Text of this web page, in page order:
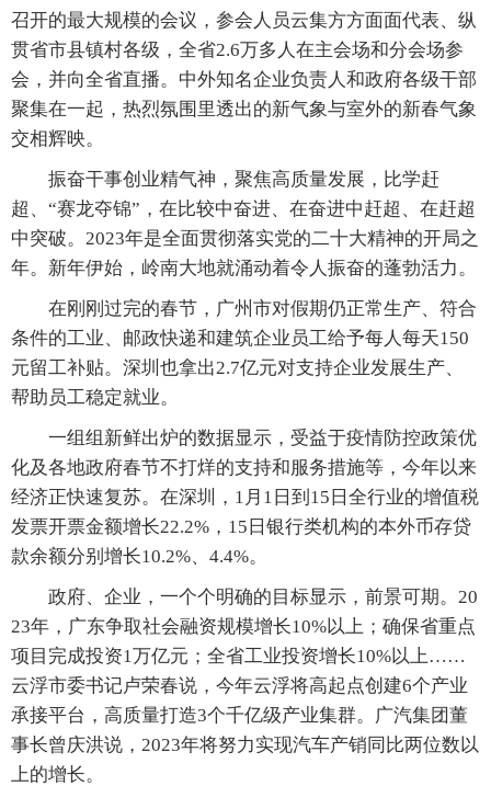
召开的最大规模的会议，参会人员云集方方面面代表、纵
贯省市县镇村各级，全省2.6万多人在主会场和分会场参
会，并向全省直播。中外知名企业负责人和政府各级干部
聚集在一起，热烈氛围里透出的新气象与室外的新春气象
交相辉映。
振奋干事创业精气神，聚焦高质量发展，比学赶
超、“赛龙夺锦”，在比较中奋进、在奋进中赶超、在赶超
中突破。2023年是全面贯彻落实党的二十大精神的开局之
年。新年伊始，岭南大地就涌动着令人振奋的蓬勃活力。
在刚刚过完的春节，广州市对假期仍正常生产、符合
条件的工业、邮政快递和建筑企业员工给予每人每天150
元留工补贴。深圳也拿出2.7亿元对支持企业发展生产、
帮助员工稳定就业。
一组组新鲜出炉的数据显示，受益于疫情防控政策优
化及各地政府春节不打烊的支持和服务措施等，今年以来
经济正快速复苏。在深圳，1月1日到15日全行业的增值税
发票开票金额增长22.2%，15日银行类机构的本外币存贷
款余额分别增长10.2%、4.4%。
政府、企业，一个个明确的目标显示，前景可期。20
23年，广东争取社会融资规模增长10%以上；确保省重点
项目完成投资1万亿元；全省工业投资增长10%以上……
云浮市委书记卢荣春说，今年云浮将高起点创建6个产业
承接平台，高质量打造3个千亿级产业集群。广汽集团董
事长曾庆洪说，2023年将努力实现汽车产销同比两位数以
上的增长。